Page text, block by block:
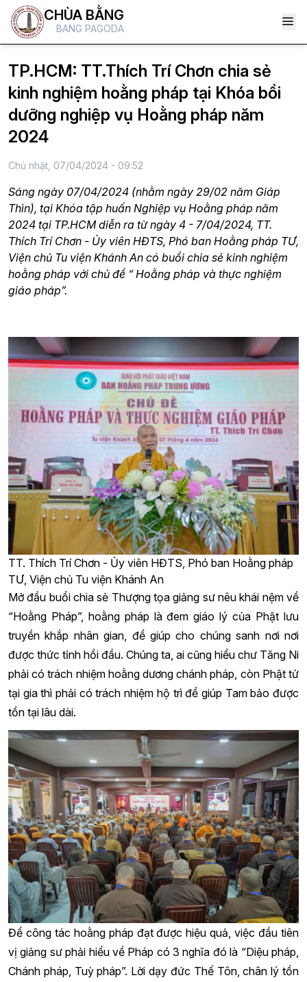
CHÙA BẰNG
BANG PAGODA
TP.HCM: TT.Thích Trí Chơn chia sẻ
kinh nghiệm hoằng pháp tại Khóa bồi
dưỡng nghiệp vụ Hoằng pháp năm
2024
Chủ nhật, 07/04/2024 - 09:52
Sáng ngày 07/04/2024 (nhằm ngày 29/02 năm Giáp
Thìn), tại Khóa tập huấn Nghiệp vụ Hoằng pháp năm
2024 tại TP.HCM diễn ra từ ngày 4 - 7/04/2024, TT.
Thích Trí Chơn - Ủy viên HĐTS, Phó ban Hoằng pháp TƯ,
Viện chủ Tu viện Khánh An có buổi chia sẻ kinh nghiệm
hoằng pháp với chủ đề “ Hoằng pháp và thực nghiệm
giáo pháp”.
TT. Thích Trí Chơn - Ủy viên HĐTS, Phó ban Hoằng pháp
TƯ, Viện chủ Tu viện Khánh An
Mở đầu buổi chia sẻ Thượng tọa giảng sư nêu khái nệm về
“Hoằng Pháp”, hoằng pháp là đem giáo lý của Phật lưu
truyền khắp nhân gian, để giúp cho chúng sanh nơi nơi
được thức tỉnh hồi đầu. Chúng ta, ai cũng hiểu chư Tăng Ni
phải có trách nhiệm hoằng dương chánh pháp, còn Phật tử
tại gia thì phải có trách nhiệm hộ trì để giúp Tam bảo được
tồn tại lâu dài.
Để công tác hoằng pháp đạt được hiệu quả, việc đầu tiên
vị giảng sư phải hiểu về Pháp có 3 nghĩa đó là “Diệu pháp,
Chánh pháp, Tuỳ pháp”. Lời dạy đức Thế Tôn, chân lý tồn